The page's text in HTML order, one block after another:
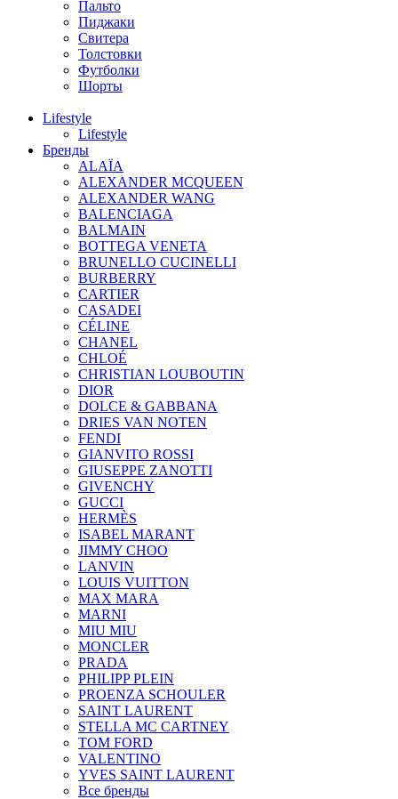
Пальто
Пиджаки
Свитера
Толстовки
Футболки
Шорты
Lifestyle
Lifestyle
Бренды
ALAÏA
ALEXANDER MCQUEEN
ALEXANDER WANG
BALENCIAGA
BALMAIN
BOTTEGA VENETA
BRUNELLO CUCINELLI
BURBERRY
CARTIER
CASADEI
CÉLINE
CHANEL
CHLOÉ
CHRISTIAN LOUBOUTIN
DIOR
DOLCE & GABBANA
DRIES VAN NOTEN
FENDI
GIANVITO ROSSI
GIUSEPPE ZANOTTI
GIVENCHY
GUCCI
HERMÈS
ISABEL MARANT
JIMMY CHOO
LANVIN
LOUIS VUITTON
MAX MARA
MARNI
MIU MIU
MONCLER
PRADA
PHILIPP PLEIN
PROENZA SCHOULER
SAINT LAURENT
STELLA MC CARTNEY
TOM FORD
VALENTINO
YVES SAINT LAURENT
Все бренды